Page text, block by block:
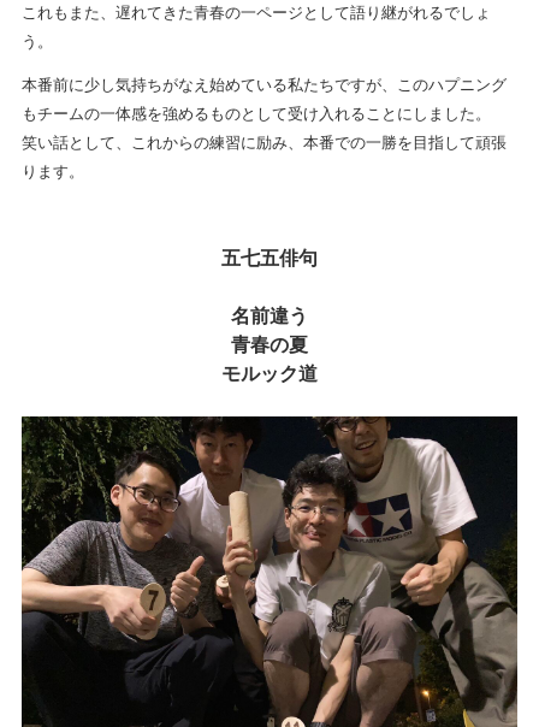
これもまた、遅れてきた青春の一ページとして語り継がれるでしょ
う。
本番前に少し気持ちがなえ始めている私たちですが、このハプニング
もチームの一体感を強めるものとして受け入れることにしました。
笑い話として、これからの練習に励み、本番での一勝を目指して頑張
ります。
五七五俳句
名前違う
青春の夏
モルック道